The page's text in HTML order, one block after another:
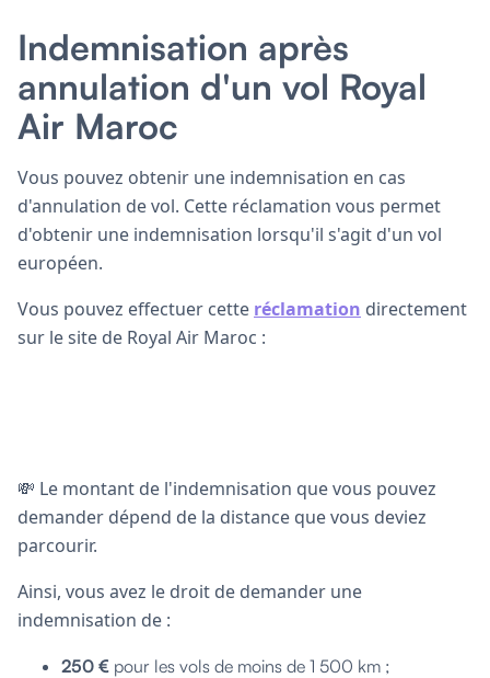
Indemnisation après
annulation d'un vol Royal
Air Maroc
Vous pouvez obtenir une indemnisation en cas
d'annulation de vol. Cette réclamation vous permet
d'obtenir une indemnisation lorsqu'il s'agit d'un vol
européen.
Vous pouvez effectuer cette réclamation directement
sur le site de Royal Air Maroc :
💸 Le montant de l'indemnisation que vous pouvez
demander dépend de la distance que vous deviez
parcourir.
Ainsi, vous avez le droit de demander une
indemnisation de :
250 € pour les vols de moins de 1 500 km ;